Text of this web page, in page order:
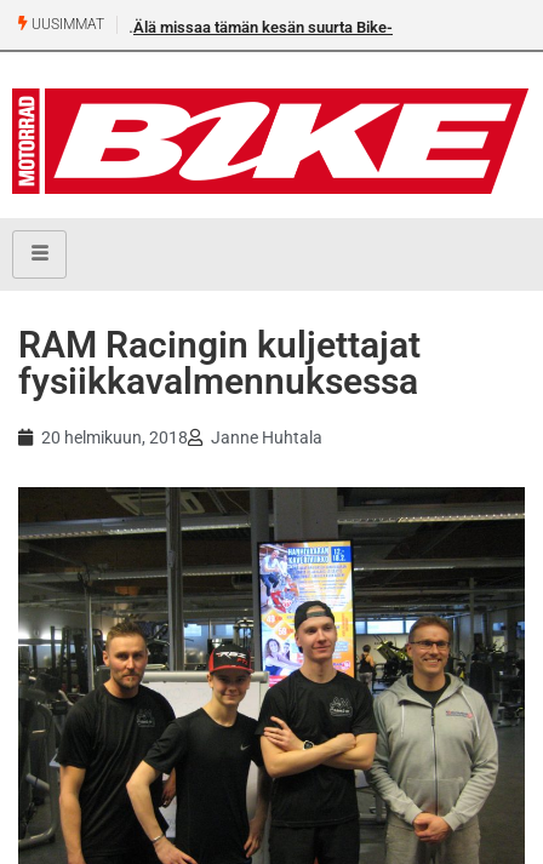
UUSIMMAT Älä missaa tämän kesän suurta Bike-numeroa!
RAM Racingin kuljettajat
fysiikkavalmennuksessa
20 helmikuun, 2018 Janne Huhtala